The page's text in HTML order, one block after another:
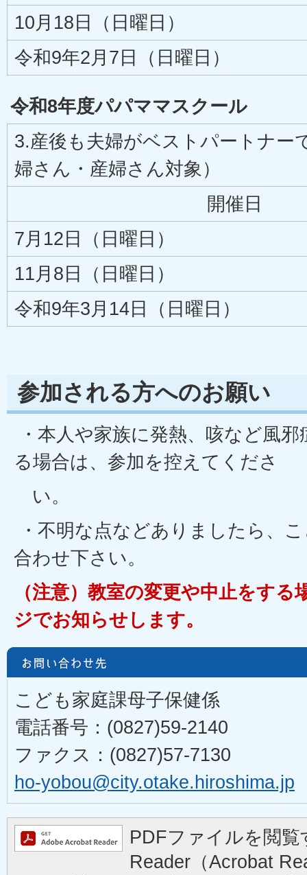
10月18日（日曜日）
令和9年2月7日（日曜日）
令和8年度パパママスクール
3.産後も夫婦がベストパートナー
婦さん・産婦さん対象）
開催日
7月12日（日曜日）
11月8日（日曜日）
令和9年3月14日（日曜日）
参加される方へのお願い
・本人や家族に発熱、咳など風
る場合は、参加を控えてくださ
い。
・不明な点などありましたら、
合わせ下さい。
（注意）教室の変更や中止をする
ジでお知らせします。
こども家庭課母子保健係
電話番号：(0827)59-2140
ファクス：(0827)57-7130
ho-yobou@city.otake.hiroshima.jp
PDFファイルを閲
Reader（Acrobat